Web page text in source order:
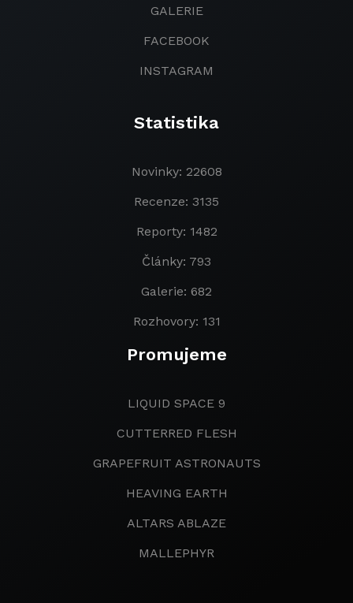
GALERIE
FACEBOOK
INSTAGRAM
Statistika
Novinky: 22608
Recenze: 3135
Reporty: 1482
Články: 793
Galerie: 682
Rozhovory: 131
Promujeme
LIQUID SPACE 9
CUTTERRED FLESH
GRAPEFRUIT ASTRONAUTS
HEAVING EARTH
ALTARS ABLAZE
MALLEPHYR